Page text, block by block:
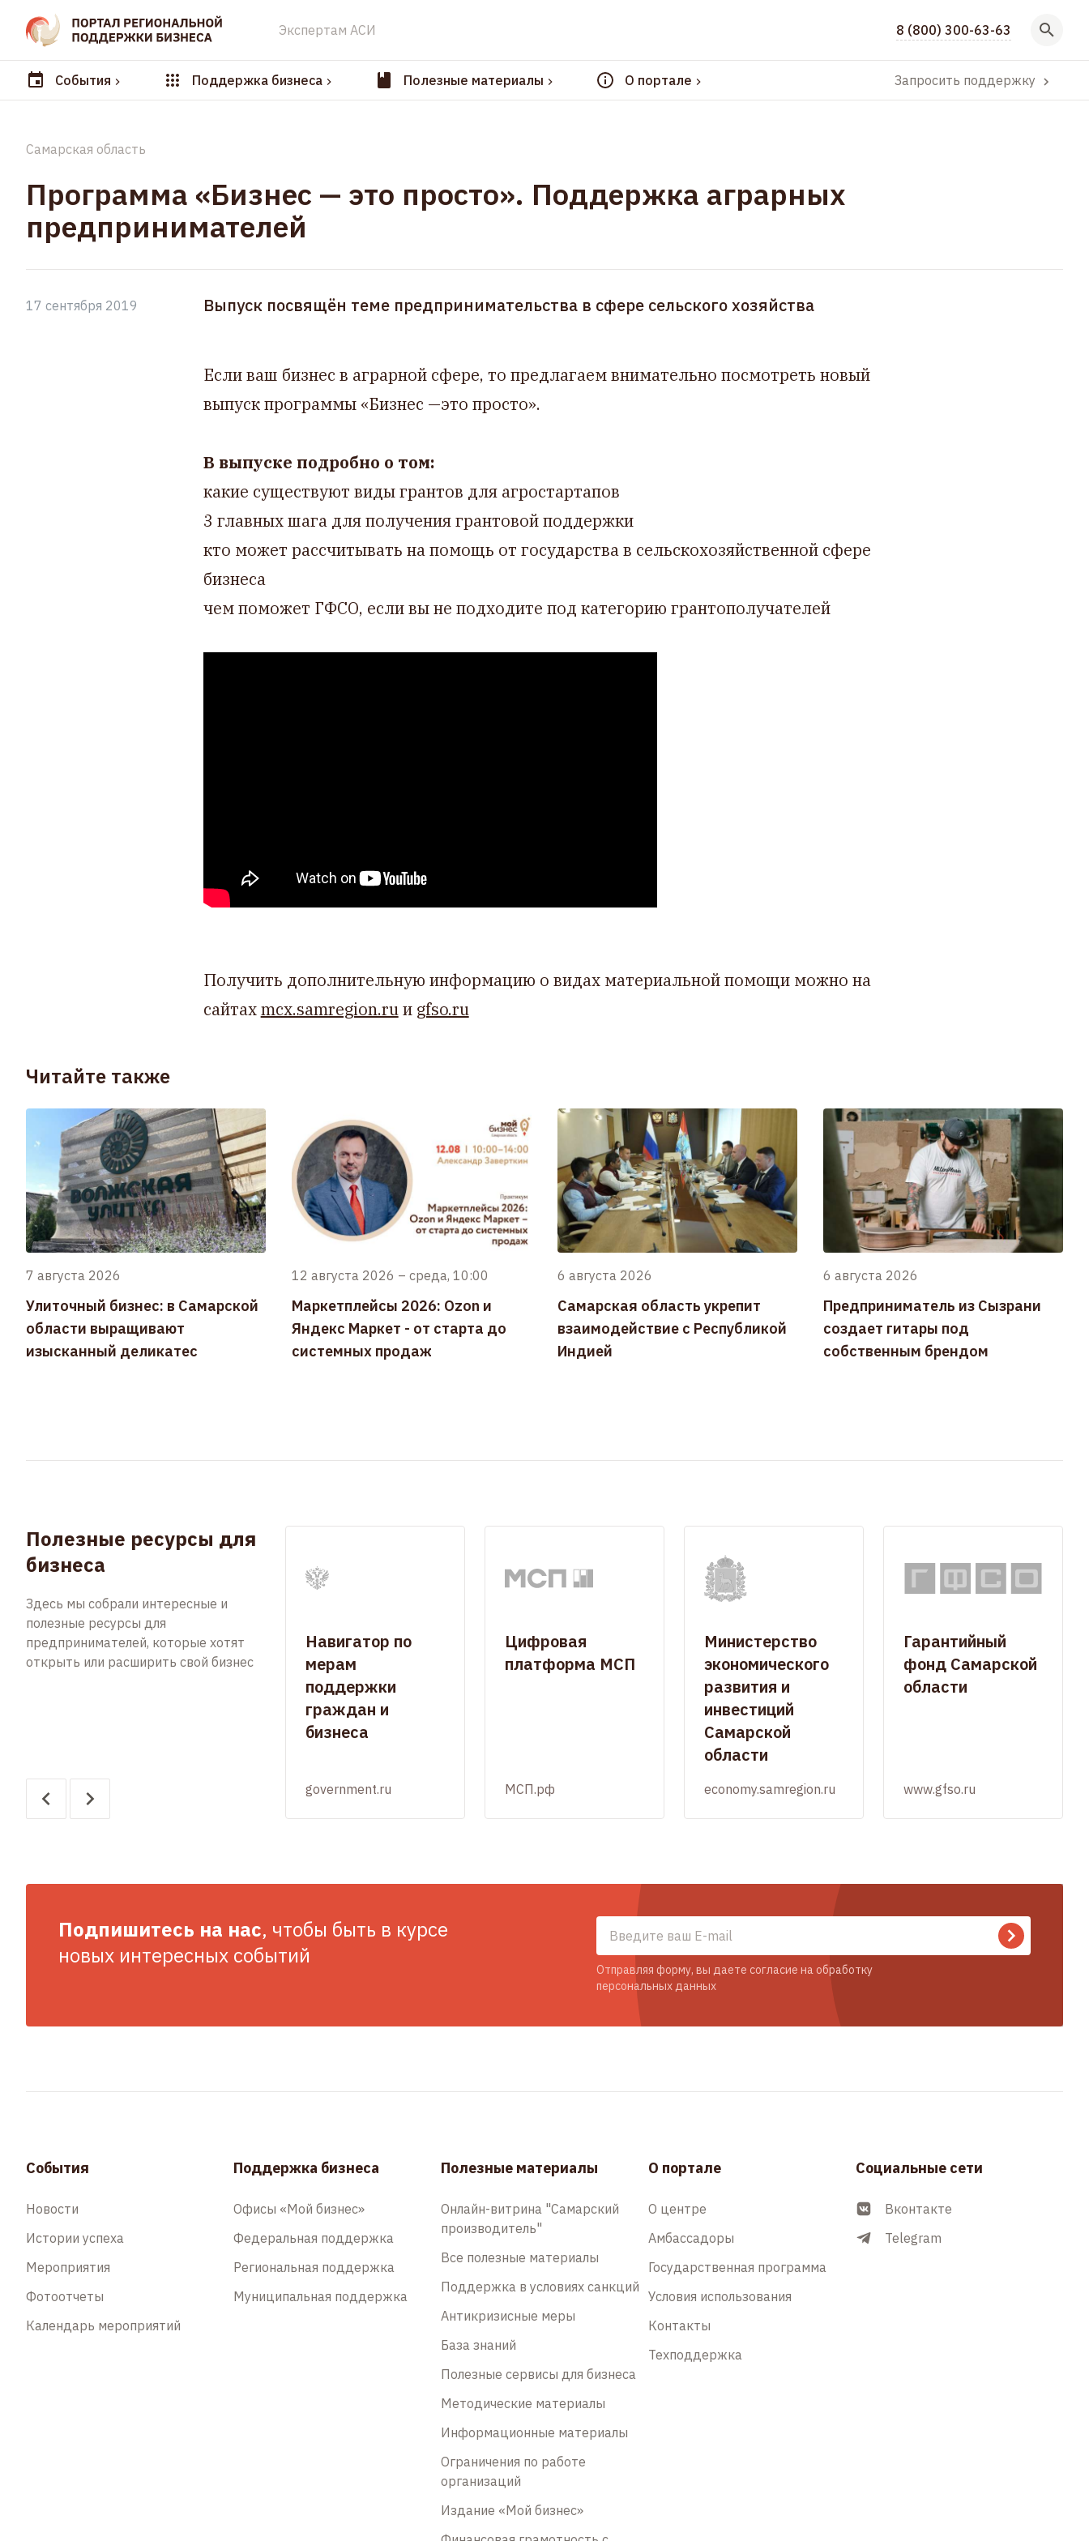
Экспертам АСИ 8 (800) 300-63-63
События Поддержка бизнеса Полезные материалы О портале Запросить поддержку
Самарская область
Программа «Бизнес — это просто». Поддержка аграрных
предпринимателей
17 сентября 2019 Выпуск посвящён теме предпринимательства в сфере сельского хозяйства
Если ваш бизнес в аграрной сфере, то предлагаем внимательно посмотреть новый
выпуск программы «Бизнес —это просто».
В выпуске подробно о том:
какие существуют виды грантов для агростартапов
3 главных шага для получения грантовой поддержки
кто может рассчитывать на помощь от государства в сельскохозяйственной сфере
бизнеса
чем поможет ГФСО, если вы не подходите под категорию грантополучателей
Получить дополнительную информацию о видах материальной помощи можно на
сайтахmcx.samregion.ruи gfso.ru
Читайте также
7 августа 2026
Улиточный бизнес: в Самарской
области выращивают
изысканный деликатес
12 августа 2026 – среда, 10:00
Маркетплейсы 2026: Ozon и
Яндекс Маркет - от старта до
системных продаж
6 августа 2026
Самарская область укрепит
взаимодействие с Республикой
Индией
6 августа 2026
Предприниматель из Сызрани
создает гитары под
собственным брендом
Полезные ресурсы для
бизнеса
Здесь мы собрали интересные и
полезные ресурсы для
предпринимателей, которые хотят
открыть или расширить свой бизнес
Навигатор по
мерам
поддержки
граждан и
бизнеса
government.ru
Цифровая
платформа МСП
МСП.рф
Министерство
экономического
развития и
инвестиций
Самарской
области
economy.samregion.ru
Гарантийный
фонд Самарской
области
www.gfso.ru
Подпишитесь на нас, чтобы быть в курсе
новых интересных событий
Отправляя форму, вы даете согласие на обработку
персональных данных
События
Новости
Истории успеха
Мероприятия
Фотоотчеты
Календарь мероприятий
Поддержка бизнеса
Офисы «Мой бизнес»
Федеральная поддержка
Региональная поддержка
Муниципальная поддержка
Полезные материалы
Онлайн-витрина "Самарский
производитель"
Все полезные материалы
Поддержка в условиях санкций
Антикризисные меры
База знаний
Полезные сервисы для бизнеса
Методические материалы
Информационные материалы
Ограничения по работе
организаций
Издание «Мой бизнес»
О портале
О центре
Амбассадоры
Государственная программа
Условия использования
Контакты
Техподдержка
Социальные сети
Вконтакте
Telegram